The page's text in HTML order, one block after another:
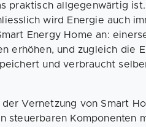
praktisch allgegenwärtig
wird Energie auch
Energy Home an:
erhöhen, und zugleich die
und verbraucht
Vernetzung von Smart
steuerbaren Komponenten